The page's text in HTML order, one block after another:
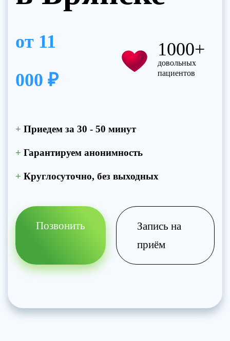
от 11
000 ₽
1000+
довольных
пациентов
+ Приедем за 30 - 50 минут
+ Гарантируем анонимность
+ Круглосуточно, без выходных
Позвонить
Запись на
приём